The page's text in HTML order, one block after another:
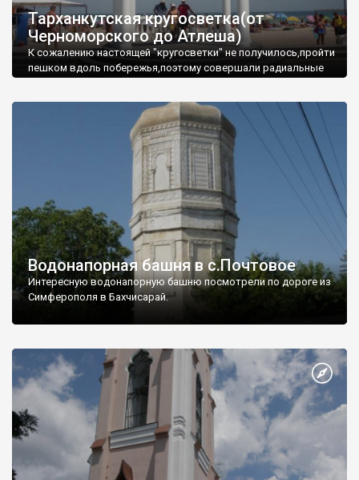
Тарханкутская кругосветка(от
Черноморского до Атлеша)
К сожалению настоящей "кругосветки" не получилось,пройти
пешком вдоль побережья,поэтому совершали радиальные
Водонапорная башня в с.Почтовое
Интересную водонапорную башню посмотрели по дороге из
Симферополя в Бахчисарай.